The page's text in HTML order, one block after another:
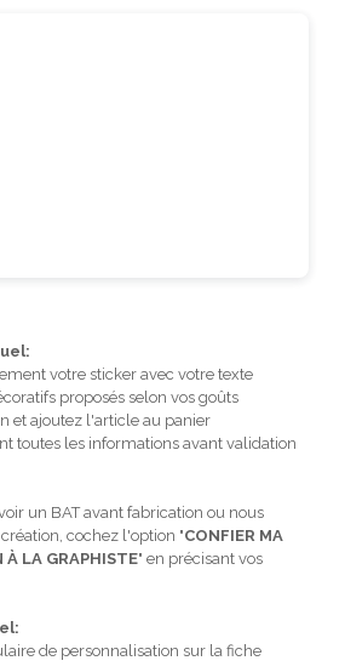
votre sticker avec votre texte
proposés selon vos goûts
et ajoutez l'article au panier
toutes les informations avant validation
un BAT avant fabrication ou nous
cochez l'option "CONFIER MA
À LA GRAPHISTE" en précisant vos
de personnalisation sur la fiche